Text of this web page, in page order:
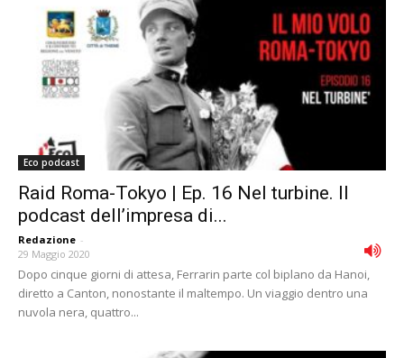
Eco podcast
Raid Roma-Tokyo | Ep. 16 Nel turbine. Il
podcast dell’impresa di...
Redazione -
29 Maggio 2020
Dopo cinque giorni di attesa, Ferrarin parte col biplano da Hanoi,
diretto a Canton, nonostante il maltempo. Un viaggio dentro una
nuvola nera, quattro...